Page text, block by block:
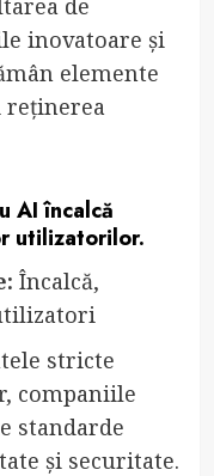
de
inovatoare și
elemente
reținerea
AI încalcă
utilizatorilor.
Încalcă,
stricte
companiile
standarde
și securitate.